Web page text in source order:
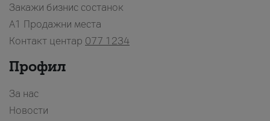
Закажи бизнис состанок
A1 Продажни места
Контакт центар 077 1234
Профил
За нас
Новости